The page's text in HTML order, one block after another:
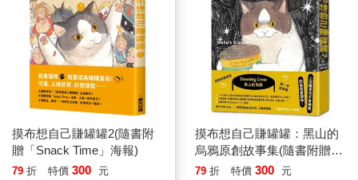
摸布想自己賺罐罐2(隨書附
贈「Snack Time」海報)
79 折 特價 300 元
摸布想自己賺罐罐：黑山的
烏鴉原創故事集(隨書附贈
「Sitting in 7-11」海報)
79 折 特價 300 元